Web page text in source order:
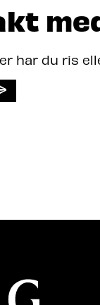
har du ris